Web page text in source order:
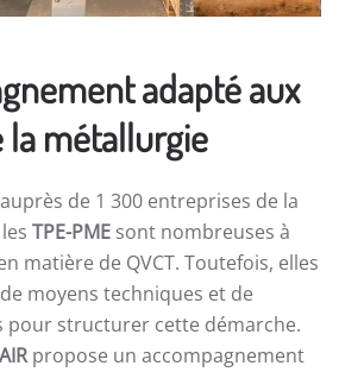
adapté aux
la métallurgie
de 1 300 entreprises de la
TPE-PME sont nombreuses à
matière de QVCT. Toutefois, elles
moyens techniques et de
pour structurer cette démarche.
propose un accompagnement